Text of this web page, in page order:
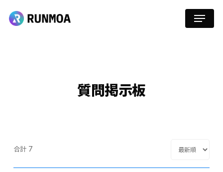
Menu
質問掲示板
合計 7